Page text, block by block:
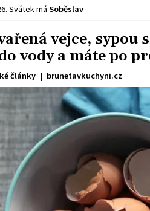
. Svátek má Soběslav
vejce, sypou
vody a máte po
články | brunetavkuchyni.cz